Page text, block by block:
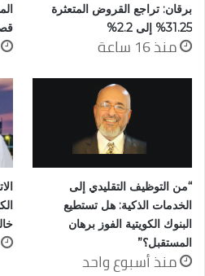
برقان: تراجع القروض المتعثرة
31.25% إلى 2.2%
منذ 16 ساعة
“من التوظيف التقليدي إلى
الخدمات الذكية: هل تستطيع
البنوك الكويتية الفوز برهان
المستقبل؟”
منذ أسبوع واحد